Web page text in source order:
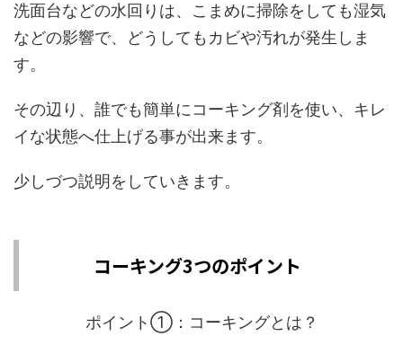
洗面台などの水回りは、こまめに掃除をしても湿気
などの影響で、どうしてもカビや汚れが発生しま
す。
その辺り、誰でも簡単にコーキング剤を使い、キレ
イな状態へ仕上げる事が出来ます。
少しづつ説明をしていきます。
コーキング3つのポイント
ポイント①：コーキングとは？